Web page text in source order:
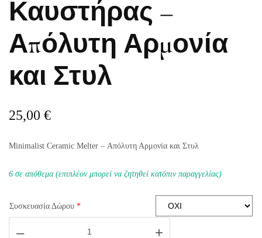
Καυστήρας –
Απόλυτη Αρμονία
και Στυλ
25,00 €
Minimalist Ceramic Melter – Απόλυτη Αρμονία και Στυλ
6 σε απόθεμα (επιπλέον μπορεί να ζητηθεί κατόπιν παραγγελίας)
Συσκευασία Δώρου *
–
Κεραμικός
+